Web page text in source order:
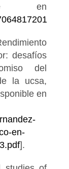
en
desafíos
del
la ucsa,
en
en-
].